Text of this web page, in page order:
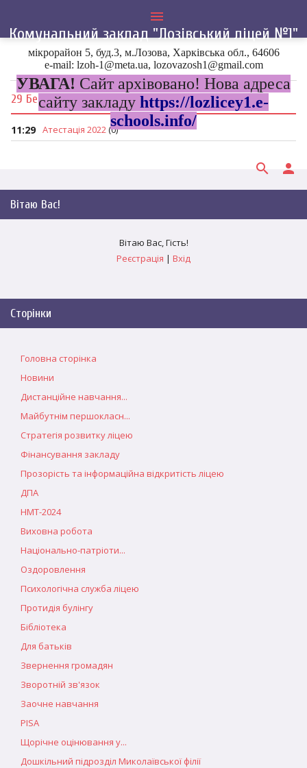
menu
Комунальний заклад "Лозівський ліцей №1"
мікрорайон 5, буд.3, м.Лозова, Харківська обл., 64606
e-mail: lzoh-1@meta.ua, lozovazosh1@gmail.com
УВАГА! Сайт архівовано! Нова адреса
сайту закладу https://lozlicey1.e-
schools.info/
search person
Головна»2022 »Березень
29 Березня, Вівторок
11:29 Атестація 2022(0)
Вітаю Вас!
Вітаю Вас,Гість!
Реєстрація | Вхід
Сторінки
Головна сторінка
Новини
Дистанційне навчання...
Майбутнім першокласн...
Стратегія розвитку ліцею
Фінансування закладу
Прозорість та інформаційна відкритість ліцею
ДПА
НМТ-2024
Виховна робота
Національно-патріоти...
Оздоровлення
Психологічна служба ліцею
Протидія булінгу
Бібліотека
Для батьків
Звернення громадян
Зворотній зв'язок
Заочне навчання
PISA
Щорічне оцінювання у...
Дошкільний підрозділ Миколаївської філії